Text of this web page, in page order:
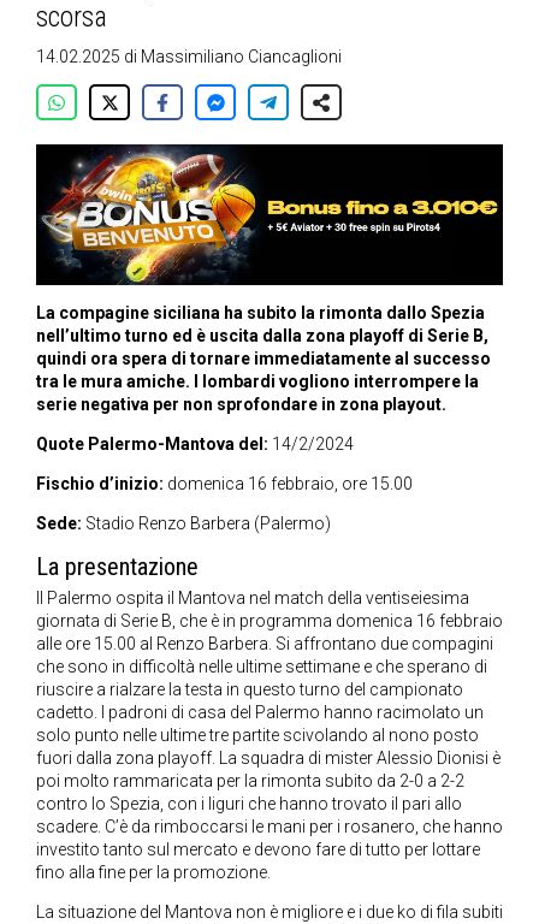
scorsa
14.02.2025 di Massimiliano Ciancaglioni
La compagine siciliana ha subito la rimonta dallo Spezia
nell’ultimo turno ed è uscita dalla zona playoff di Serie B,
quindi ora spera di tornare immediatamente al successo
tra le mura amiche. I lombardi vogliono interrompere la
serie negativa per non sprofondare in zona playout.
Quote Palermo-Mantova del: 14/2/2024
Fischio d’inizio: domenica 16 febbraio, ore 15.00
Sede: Stadio Renzo Barbera (Palermo)
La presentazione
Il Palermo ospita il Mantova nel match della ventiseiesima
giornata di Serie B, che è in programma domenica 16 febbraio
alle ore 15.00 al Renzo Barbera. Si affrontano due compagini
che sono in difficoltà nelle ultime settimane e che sperano di
riuscire a rialzare la testa in questo turno del campionato
cadetto. I padroni di casa del Palermo hanno racimolato un
solo punto nelle ultime tre partite scivolando al nono posto
fuori dalla zona playoff. La squadra di mister Alessio Dionisi è
poi molto rammaricata per la rimonta subito da 2-0 a 2-2
contro lo Spezia, con i liguri che hanno trovato il pari allo
scadere. C’è da rimboccarsi le mani per i rosanero, che hanno
investito tanto sul mercato e devono fare di tutto per lottare
fino alla fine per la promozione.
La situazione del Mantova non è migliore e i due ko di fila subiti